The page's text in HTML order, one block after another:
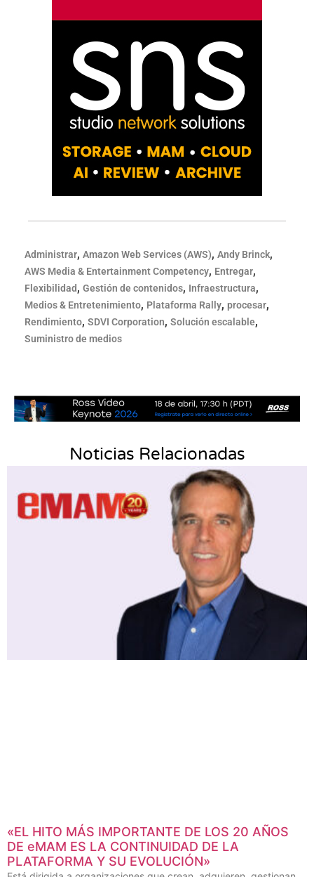
Administrar, Amazon Web Services (AWS), Andy Brinck,
AWS Media & Entertainment Competency, Entregar,
Flexibilidad, Gestión de contenidos, Infraestructura,
Medios & Entretenimiento, Plataforma Rally, procesar,
Rendimiento, SDVI Corporation, Solución escalable,
Suministro de medios
Noticias Relacionadas
«EL HITO MÁS IMPORTANTE DE LOS 20 AÑOS
DE eMAM ES LA CONTINUIDAD DE LA
PLATAFORMA Y SU EVOLUCIÓN»